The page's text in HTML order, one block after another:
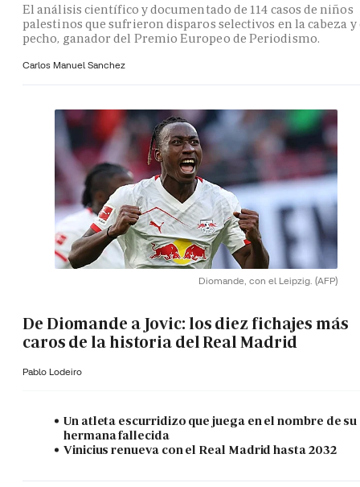
El análisis científico y documentado de 114 casos de niños
palestinos que sufrieron disparos selectivos en la cabeza y
pecho, ganador del Premio Europeo de Periodismo.
Carlos Manuel Sanchez
Diomande, con el Leipzig. (AFP)
De Diomande a Jovic: los diez fichajes más
caros de la historia del Real Madrid
Pablo Lodeiro
Un atleta escurridizo que juega en el nombre de su
hermana fallecida
Vinicius renueva con el Real Madrid hasta 2032